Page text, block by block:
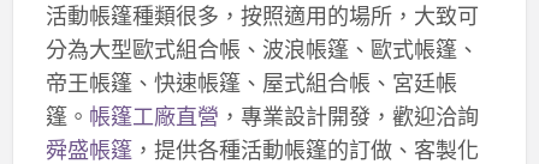
活動帳篷種類很多，按照適用的場所，大致可
分為大型歐式組合帳、波浪帳篷、歐式帳篷、
帝王帳篷、快速帳篷、屋式組合帳、宮廷帳
篷。 帳篷工廠直營 ，專業設計開發，歡迎洽詢
舜盛帳篷，提供各種活動帳篷的訂做、客製化